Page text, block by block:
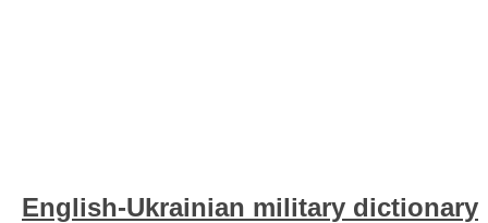
English-Ukrainian military dictionary